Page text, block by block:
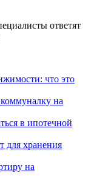
ответят
что это
на
в ипотечной
хранения
на